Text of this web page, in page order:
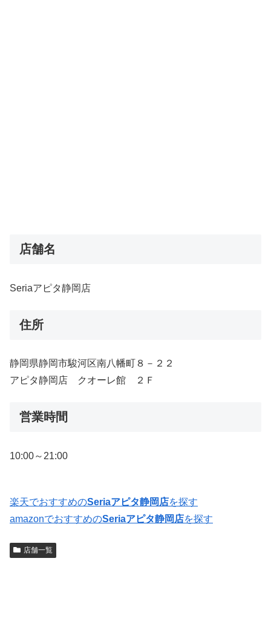
店舗名
Seriaアピタ静岡店
住所
静岡県静岡市駿河区南八幡町８－２２
アピタ静岡店 クオーレ館 ２Ｆ
営業時間
10:00～21:00
楽天でおすすめのSeriaアピタ静岡店を探す
amazonでおすすめのSeriaアピタ静岡店を探す
店舗一覧